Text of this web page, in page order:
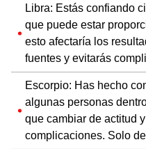
Libra: Estás confiando
que puede estar
esto afectaría los
fuentes y evitarás
Escorpio: Has hecho
algunas personas
que cambiar de actitud
complicaciones. Solo